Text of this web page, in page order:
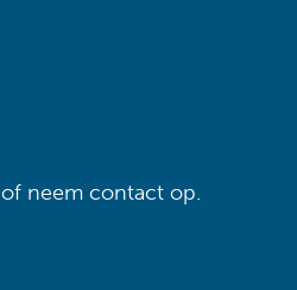
of neem contact op.